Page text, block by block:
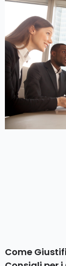
Come